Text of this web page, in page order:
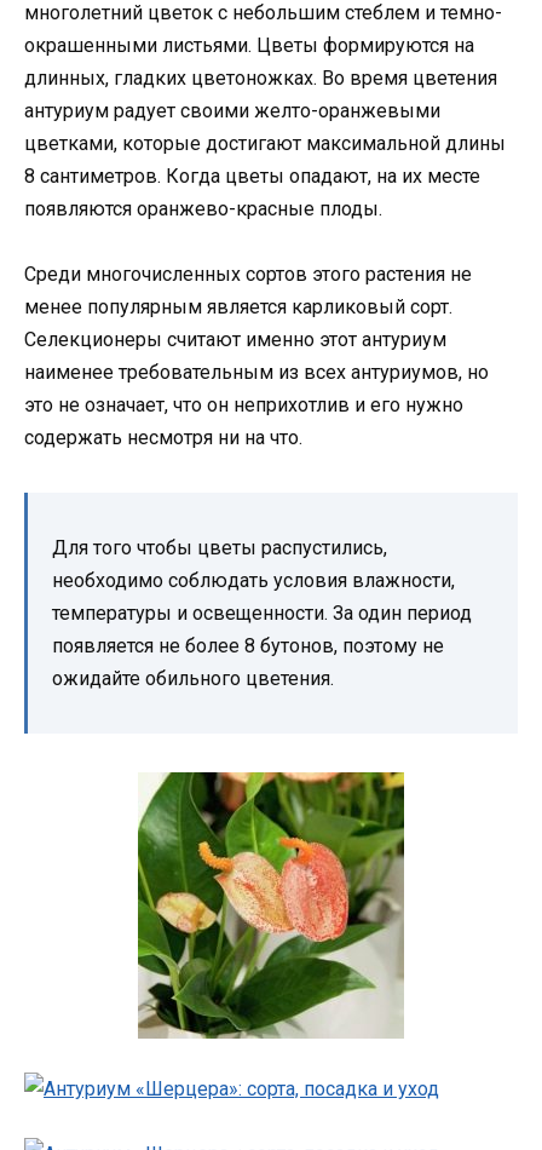
многолетний цветок с небольшим стеблем и темно-
окрашенными листьями. Цветы формируются на
длинных, гладких цветоножках. Во время цветения
антуриум радует своими желто-оранжевыми
цветками, которые достигают максимальной длины
8 сантиметров. Когда цветы опадают, на их месте
появляются оранжево-красные плоды.
Среди многочисленных сортов этого растения не
менее популярным является карликовый сорт.
Селекционеры считают именно этот антуриум
наименее требовательным из всех антуриумов, но
это не означает, что он неприхотлив и его нужно
содержать несмотря ни на что.
Для того чтобы цветы распустились,
необходимо соблюдать условия влажности,
температуры и освещенности. За один период
появляется не более 8 бутонов, поэтому не
ожидайте обильного цветения.